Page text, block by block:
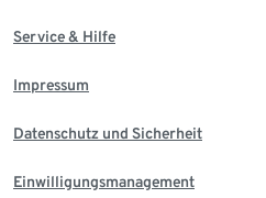
Service & Hilfe
Impressum
Datenschutz und Sicherheit
Einwilligungsmanagement